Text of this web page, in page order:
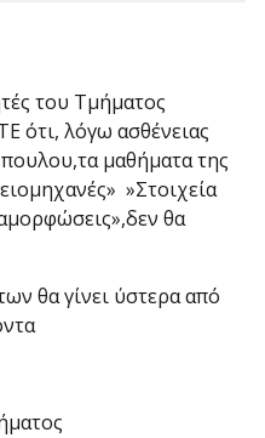
του Τμήματος
ότι, λόγω ασθένειας
μαθήματα της
»Στοιχεία
θα
θα γίνει ύστερα από